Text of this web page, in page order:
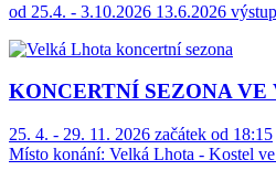
od 25.4. - 3.10.2026 13.6.2026
KONCERTNÍ SEZONA
25. 4. - 29. 11. 2026 začátek od 18:15
Místo konání: Velká Lhota - Kostel